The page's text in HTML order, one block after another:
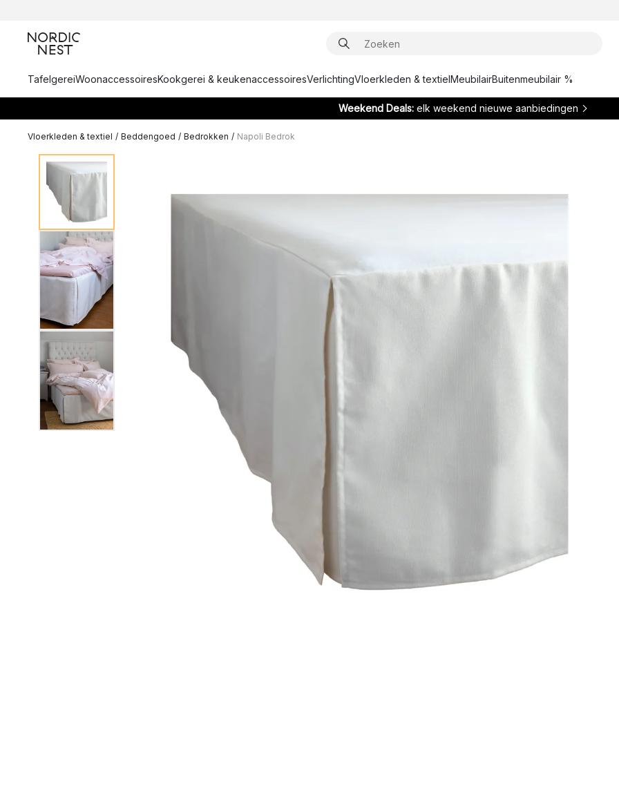
TafelgereiWoonaccessoiresKookgerei & keukenaccessoiresVerlichtingVloerkleden & textielMeubilairBuitenmeubilair %
Weekend Deals: elk weekend nieuwe aanbiedingen
Vloerkleden & textiel / Beddengoed / Bedrokken / Napoli Bedrok